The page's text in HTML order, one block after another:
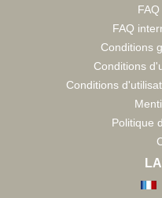
FAQ
Conditions
Conditions
Conditions
Politique